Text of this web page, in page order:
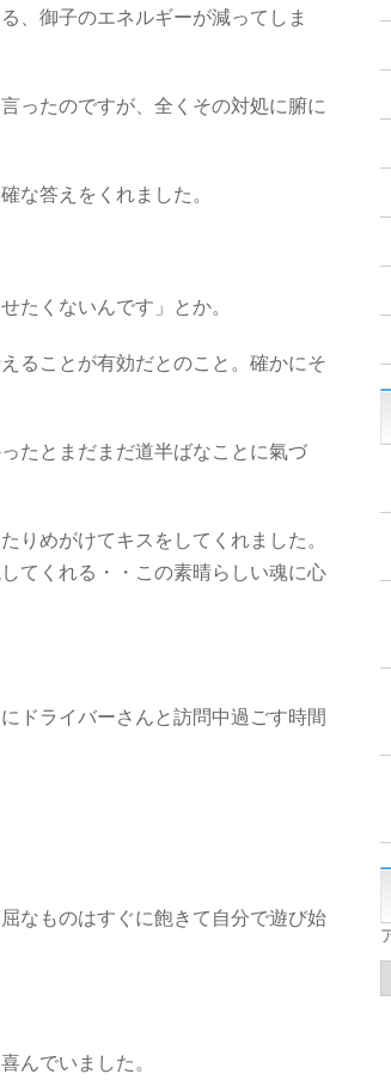
、御子のエネルギーが減ってしま
ったのですが、全くその対処に腑に
な答えをくれました。
たくないんです」とか。
ることが有効だとのこと。確かにそ
たとまだまだ道半ばなことに氣づ
りめがけてキスをしてくれました。
てくれる・・この素晴らしい魂に心
ドライバーさんと訪問中過ごす時間
なものはすぐに飽きて自分で遊び始
んでいました。